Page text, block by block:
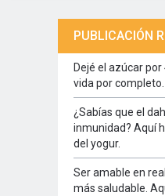
PUBLICACIÓN
Dejé el azúcar
vida por
¿Sabías que el
inmunidad? Aquí
del yogur.
Ser amable en
más saludable.